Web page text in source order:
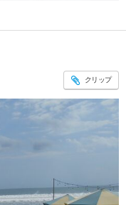
クリップ